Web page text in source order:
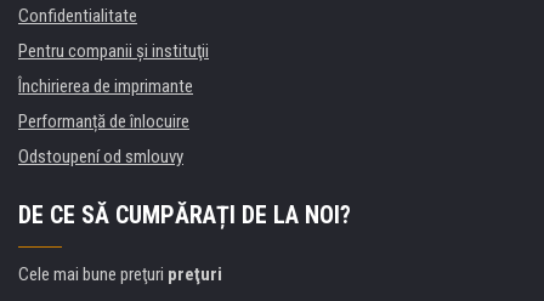
Confidentialitate
Pentru companii și instituţii
Închirierea de imprimante
Performanță de înlocuire
Odstoupení od smlouvy
DE CE SĂ CUMPĂRAȚI DE LA NOI?
Cele mai bune preţuri preţuri